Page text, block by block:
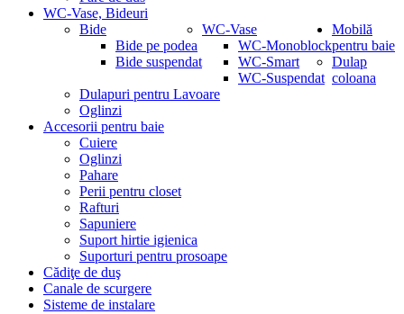
WC-Vase, Bideuri
Bide
Bide pe podea
Bide suspendat
WC-Vase
WC-Monoblock
WC-Smart
WC-Suspendat
Mobilă
pentru baie
Dulap
coloana
Dulapuri pentru Lavoare
Oglinzi
Accesorii pentru baie
Cuiere
Oglinzi
Pahare
Perii pentru closet
Rafturi
Sapuniere
Suport hirtie igienica
Suporturi pentru prosoape
Cădiţe de duş
Canale de scurgere
Sisteme de instalare